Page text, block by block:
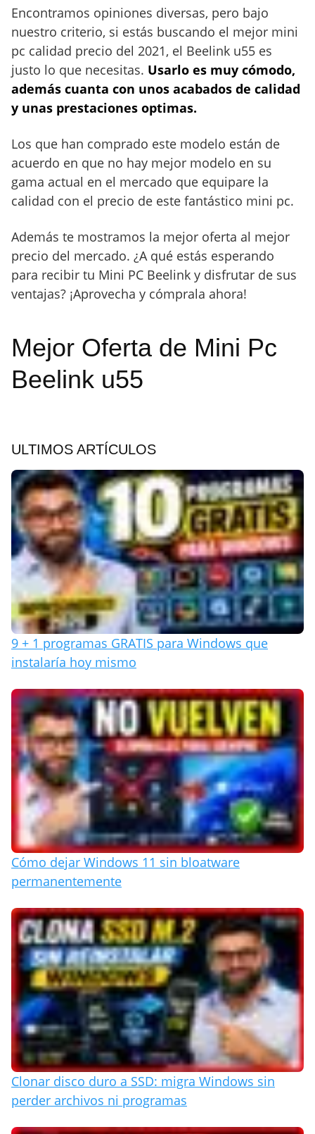
Encontramos opiniones diversas, pero bajo
nuestro criterio, si estás buscando el mejor mini
pc calidad precio del 2021, el Beelink u55 es
justo lo que necesitas. Usarlo es muy cómodo,
además cuanta con unos acabados de calidad
y unas prestaciones optimas.
Los que han comprado este modelo están de
acuerdo en que no hay mejor modelo en su
gama actual en el mercado que equipare la
calidad con el precio de este fantástico mini pc.
Además te mostramos la mejor oferta al mejor
precio del mercado. ¿A qué estás esperando
para recibir tu Mini PC Beelink y disfrutar de sus
ventajas? ¡Aprovecha y cómprala ahora!
Mejor Oferta de Mini Pc
Beelink u55
ULTIMOS ARTÍCULOS
9 + 1 programas GRATIS para Windows que
instalaría hoy mismo
Cómo dejar Windows 11 sin bloatware
permanentemente
Clonar disco duro a SSD: migra Windows sin
perder archivos ni programas